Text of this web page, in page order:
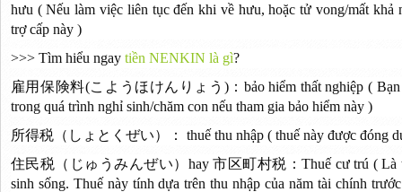
hưu ( Nếu làm việc liên tục đến khi về hưu, hoặc tử vong/mất khả
trợ cấp này )
>>> Tìm hiểu ngay tiền NENKIN là gì?
雇用保険料(こようほけんりょう)：bảo hiểm thất nghiệp ( Bạn
trong quá trình nghỉ sinh/chăm con nếu tham gia bảo hiểm này )
所得税（しょとくぜい）： thuế thu nhập ( thuế này được đóng
住民税（じゅうみんぜい）hay 市区町村税：Thuế cư trú ( Là
sinh sống. Thuế này tính dựa trên thu nhập của năm tài chính